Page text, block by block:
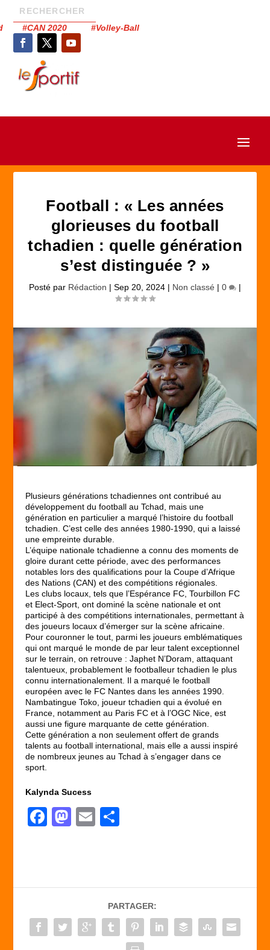
#CAN 2020 #Volley-Ball
Football : « Les années
glorieuses du football
tchadien : quelle génération
s’est distinguée ? »
Posté par Rédaction | Sep 20, 2024 | Non classé | 0 |
Plusieurs générations tchadiennes ont contribué au
développement du football au Tchad, mais une
génération en particulier a marqué l’histoire du football
tchadien. C’est celle des années 1980-1990, qui a laissé
une empreinte durable.
L’équipe nationale tchadienne a connu des moments de
gloire durant cette période, avec des performances
notables lors des qualifications pour la Coupe d’Afrique
des Nations (CAN) et des compétitions régionales.
Les clubs locaux, tels que l’Espérance FC, Tourbillon FC
et Elect-Sport, ont dominé la scène nationale et ont
participé à des compétitions internationales, permettant à
des joueurs locaux d’émerger sur la scène africaine.
Pour couronner le tout, parmi les joueurs emblématiques
qui ont marqué le monde de par leur talent exceptionnel
sur le terrain, on retrouve : Japhet N’Doram, attaquant
talentueux, probablement le footballeur tchadien le plus
connu internationalement. Il a marqué le football
européen avec le FC Nantes dans les années 1990.
Nambatingue Toko, joueur tchadien qui a évolué en
France, notamment au Paris FC et à l’OGC Nice, est
aussi une figure marquante de cette génération.
Cette génération a non seulement offert de grands
talents au football international, mais elle a aussi inspiré
de nombreux jeunes au Tchad à s’engager dans ce
sport.
Kalynda Sucess
F
b
o
o
M
d
o
n
E
er
PARTAGER: